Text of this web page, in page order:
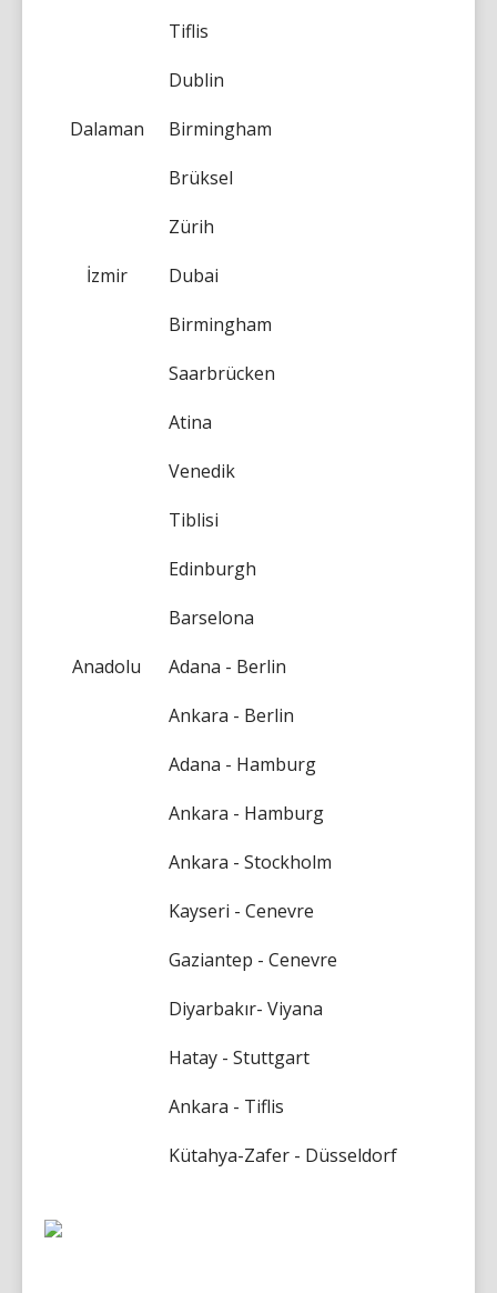
Tiflis
Dublin
Dalaman
Birmingham
Brüksel
Zürih
İzmir
Dubai
Birmingham
Saarbrücken
Atina
Venedik
Tiblisi
Edinburgh
Barselona
Anadolu
Adana - Berlin
Ankara - Berlin
Adana - Hamburg
Ankara - Hamburg
Ankara - Stockholm
Kayseri - Cenevre
Gaziantep - Cenevre
Diyarbakır- Viyana
Hatay - Stuttgart
Ankara - Tiflis
Kütahya-Zafer - Düsseldorf